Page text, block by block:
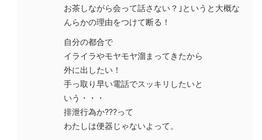
お茶しながら会って話さない？｣というと大概な
んらかの理由をつけて断る！
自分の都合で
イライラやモヤモヤ溜まってきたから
外に出したい！
手っ取り早い電話でスッキリしたいと
いう・・・
排泄行為か???って
わたしは便器じゃないよって。